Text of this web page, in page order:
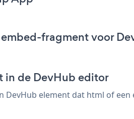
fragment voor
in de DevHub editor
element dat html of